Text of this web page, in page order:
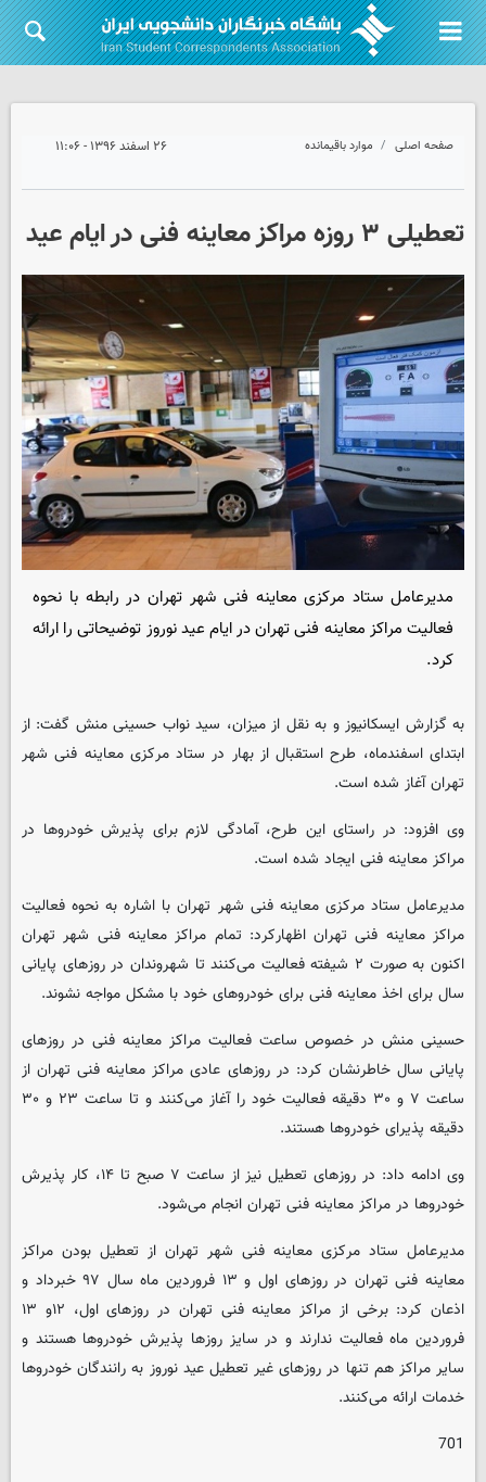
صفحه اصلی موارد باقیمانده ۲۶ اسفند ۱۳۹۶ - ۱۱:۰۶
تعطیلی ۳ روزه مراکز معاینه فنی در ایام عید
مدیرعامل ستاد مرکزی معاینه فنی شهر تهران در رابطه با نحوه
فعالیت مراکز معاینه فنی تهران در ایام عید نوروز توضیحاتی را ارائه
کرد.
به گزارش ایسکانیوز و به نقل از میزان، سید نواب حسینی منش گفت: از
ابتدای اسفندماه، طرح استقبال از بهار در ستاد مرکزی معاینه فنی شهر
تهران آغاز شده است.
وی افزود: در راستای این طرح، آمادگی لازم برای پذیرش خودرو‌ها در
مراکز معاینه فنی ایجاد شده است.
مدیرعامل ستاد مرکزی معاینه فنی شهر تهران با اشاره به نحوه فعالیت
مراکز معاینه فنی تهران اظهارکرد: تمام مراکز معاینه فنی شهر تهران
اکنون به صورت ۲ شیفته فعالیت می‌کنند تا شهروندان در روز‌های پایانی
سال برای اخذ معاینه فنی برای خودرو‌های خود با مشکل مواجه نشوند.
حسینی منش در خصوص ساعت فعالیت مراکز معاینه فنی در روز‌های
پایانی سال خاطرنشان کرد: در روز‌های عادی مراکز معاینه فنی تهران از
ساعت ۷ و ۳۰ دقیقه فعالیت خود را آغاز می‌کنند و تا ساعت ۲۳ و ۳۰
دقیقه پذیرای خودرو‌ها هستند.
وی ادامه داد: در روز‌های تعطیل نیز از ساعت ۷ صبح تا ۱۴، کار پذیرش
خودرو‌ها در مراکز معاینه فنی تهران انجام می‌شود.
مدیرعامل ستاد مرکزی معاینه فنی شهر تهران از تعطیل بودن مراکز
معاینه فنی تهران در روز‌های اول و ۱۳ فروردین ماه سال ۹۷ خبرداد و
اذعان کرد: برخی از مراکز معاینه فنی تهران در روز‌های اول، ۱۲و ۱۳
فروردین ماه فعالیت ندارند و در سایز روز‌ها پذیرش خودرو‌ها هستند و
سایر مراکز هم تنها در روز‌های غیر تعطیل عید نوروز به رانندگان خودرو‌ها
خدمات ارائه می‌کنند.
701